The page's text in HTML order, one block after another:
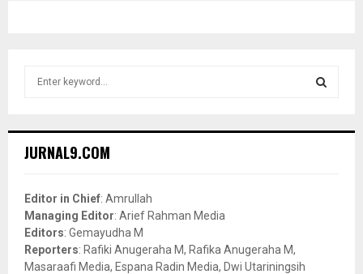
h
o
r
:
JURNAL9.COM
Editor in Chief: Amrullah
Managing Editor: Arief Rahman Media
Editors: Gemayudha M
Reporters: Rafiki Anugeraha M, Rafika Anugeraha M,
Masaraafi Media, Espana Radin Media, Dwi Utariningsih